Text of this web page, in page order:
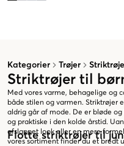
Kategorier Trøjer
Striktrøjer til
Med vores varme, behagelige og
både stilen og varmen. Striktrøjer
aldrig går af mode. De er bløde
og praktiske i den kolde årstid.
afslappet look eller en mere formel
vores sortiment finder du et bredt
Flotte striktrøjer til